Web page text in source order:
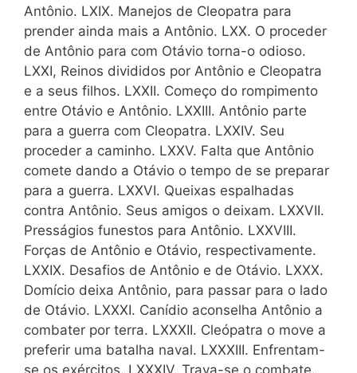
Antônio. LXIX. Manejos de Cleopatra para
prender ainda mais a Antônio. LXX. O proceder
de Antônio para com Otávio torna-o odioso.
LXXI, Reinos divididos por Antônio e Cleopatra
e a seus filhos. LXXII. Começo do rompimento
entre Otávio e Antônio. LXXIII. Antônio parte
para a guerra com Cleopatra. LXXIV. Seu
proceder a caminho. LXXV. Falta que Antônio
comete dando a Otávio o tempo de se preparar
para a guerra. LXXVI. Queixas espalhadas
contra Antônio. Seus amigos o deixam. LXXVII.
Presságios funestos para Antônio. LXXVIII.
Forças de Antônio e Otávio, respectivamente.
LXXIX. Desafios de Antônio e de Otávio. LXXX.
Domício deixa Antônio, para passar para o lado
de Otávio. LXXXI. Canídio aconselha Antônio a
combater por terra. LXXXII. Cleópatra o move a
preferir uma batalha naval. LXXXIII. Enfrentam-
se os exércitos. LXXXIV. Trava-se o combate.